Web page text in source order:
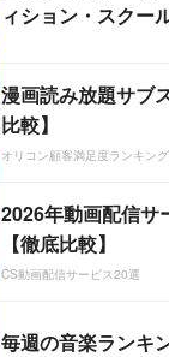
ィション・スクー
漫画読み放題サブ
比較】
オリコン顧客満足度ランキング
2026年動画配信サ
【徹底比較】
CS動画配信サービス20選
毎週の音楽ランキ